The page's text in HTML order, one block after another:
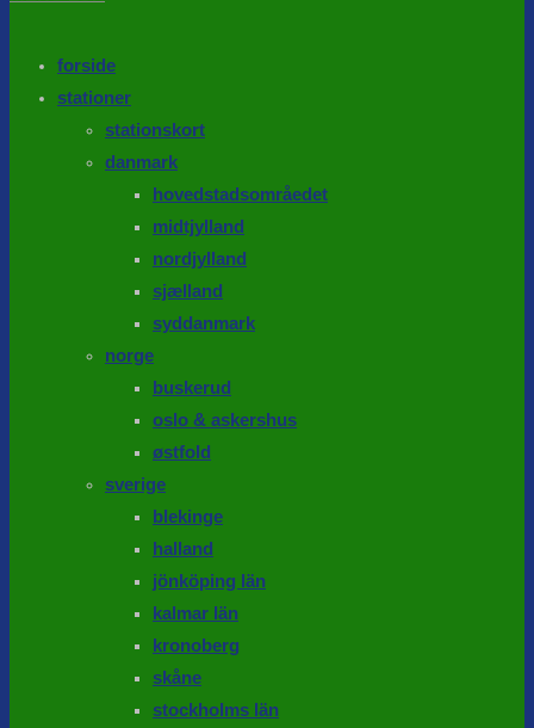
forside
stationer
stationskort
danmark
hovedstadsområedet
midtjylland
nordjylland
sjælland
syddanmark
norge
buskerud
oslo & askershus
østfold
sverige
blekinge
halland
jönköping län
kalmar län
kronoberg
skåne
stockholms län